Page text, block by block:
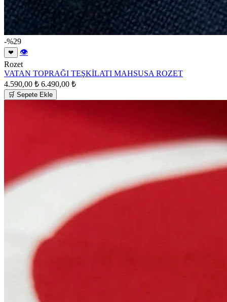
-%29
❤
👁
Rozet
VATAN TOPRAĞI TEŞKİLATI MAHSUSA ROZET
4.590,00 ₺ 6.490,00 ₺
🛒 Sepete Ekle